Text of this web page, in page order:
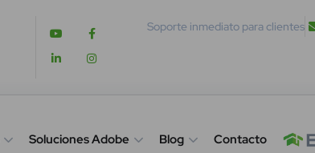
Soporte inmediato para clientes
Soluciones Adobe Blog Contacto